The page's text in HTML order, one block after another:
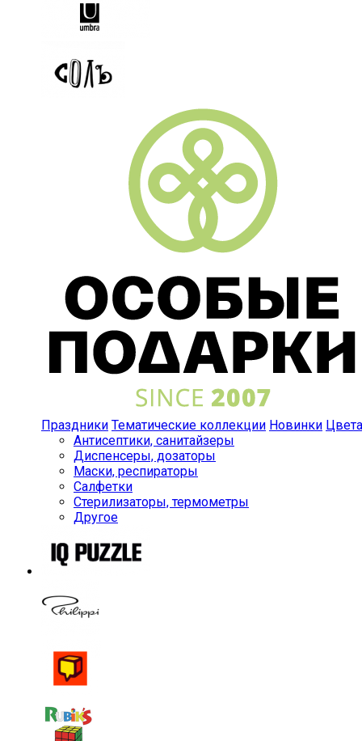
Праздники Тематические коллекции Новинки Цвета
Антисептики, санитайзеры
Диспенсеры, дозаторы
Маски, респираторы
Салфетки
Стерилизаторы, термометры
Другое